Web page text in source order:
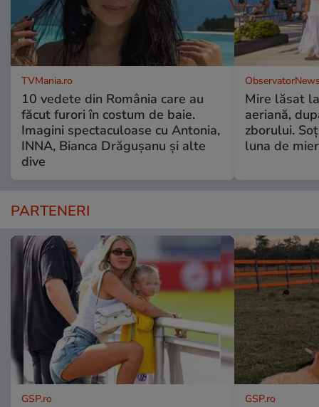
TVMania.ro
10 vedete din România care au
făcut furori în costum de baie.
Imagini spectaculoase cu Antonia,
INNA, Bianca Drăgușanu și alte
dive
Mire lăsat
aeriană,
zborului.
luna de
PARTENERI
GSP.ro GSP.ro